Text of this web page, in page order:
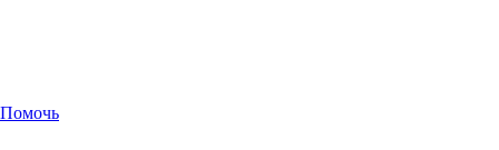
Помочь